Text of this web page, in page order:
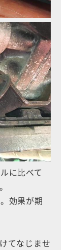
に比べて
効果が期
てなじませ